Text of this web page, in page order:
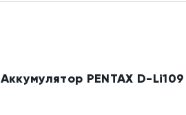
Аккумулятор PENTAX D-Li109